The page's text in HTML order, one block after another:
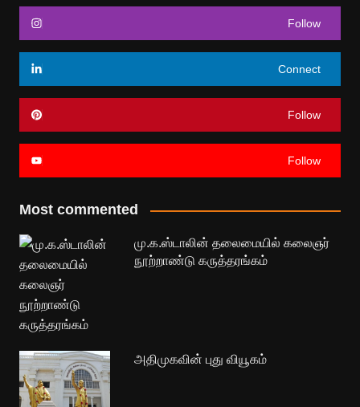
Follow
Connect
Follow
Follow
Most commented
மு.க.ஸ்டாலின் தலைமையில் கலைஞர்
நூற்றாண்டு கருத்தரங்கம்
அதிமுகவின் புது வியூகம்